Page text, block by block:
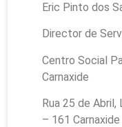
Eric Pinto dos
Director de
Centro Social
Carnaxide
Rua 25 de
– 161 Carnaxide